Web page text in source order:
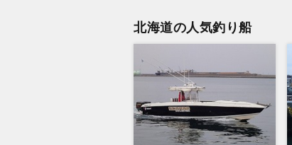
北海道の人気釣り船